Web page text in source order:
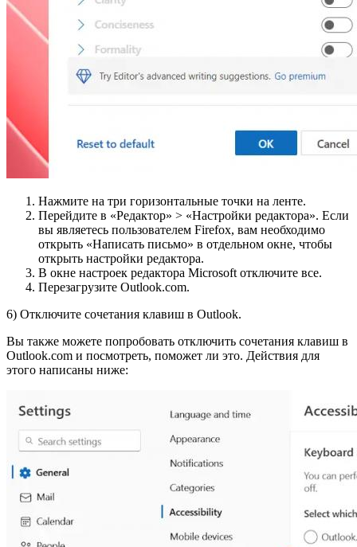
Нажмите на три горизонтальные точки на ленте.
Перейдите в «Редактор» > «Настройки редактора». Если
вы являетесь пользователем Firefox, вам необходимо
открыть «Написать письмо» в отдельном окне, чтобы
открыть настройки редактора.
В окне настроек редактора Microsoft отключите все.
Перезагрузите Outlook.com.
6) Отключите сочетания клавиш в Outlook.
Вы также можете попробовать отключить сочетания клавиш в
Outlook.com и посмотреть, поможет ли это. Действия для
этого написаны ниже: